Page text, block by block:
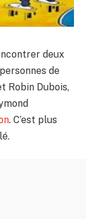
deux
de
Robin Dubois,
. C’est plus